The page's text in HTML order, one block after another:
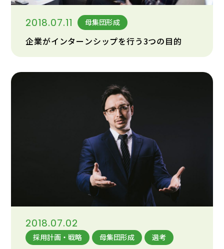
2018.07.11 母集団形成
企業がインターンシップを行う3つの目的
2018.07.02
採用計画・戦略 母集団形成 選考